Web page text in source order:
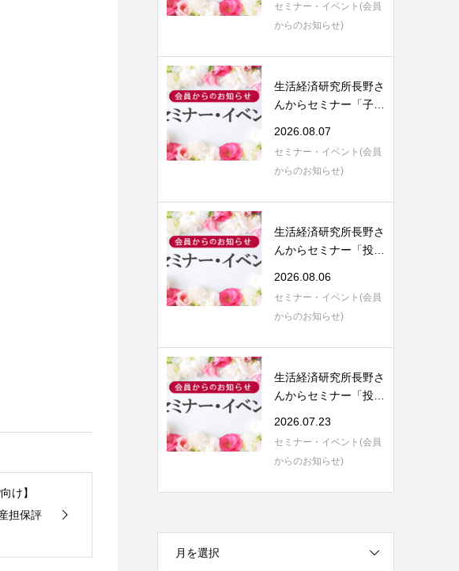
け】
担保評
セミナー・イベント(会員
からのお知らせ)
生活経済研究所長野さ
んからセミナー「子育
2026.08.07
セミナー・イベント(会員
からのお知らせ)
生活経済研究所長野さ
んからセミナー「投資
2026.08.06
セミナー・イベント(会員
からのお知らせ)
生活経済研究所長野さ
んからセミナー「投資
2026.07.23
セミナー・イベント(会員
からのお知らせ)
月を選択